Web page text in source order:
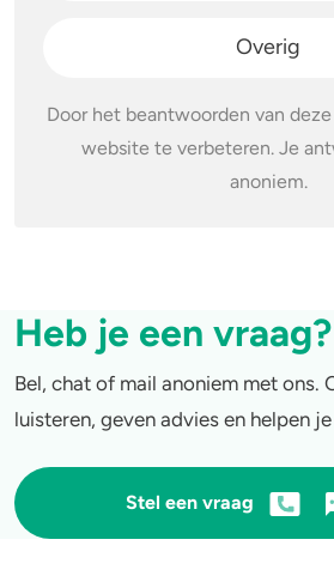
Overig
Door het beantwoorden van
website te verbeteren. Je
anoniem.
Heb je een vraag?
Bel, chat of mail anoniem met ons.
luisteren, geven advies en helpen
Stel een vraag